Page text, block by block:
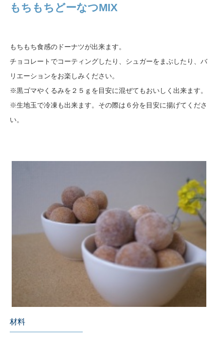
もちもちどーなつMIX
もちもち食感のドーナツが出来ます。
チョコレートでコーティングしたり、シュガーをまぶしたり、バ
リエーションをお楽しみください。
※黒ゴマやくるみを２５ｇを目安に混ぜてもおいしく出来ます。
※生地玉で冷凍も出来ます。その際は６分を目安に揚げてくださ
い。
材料